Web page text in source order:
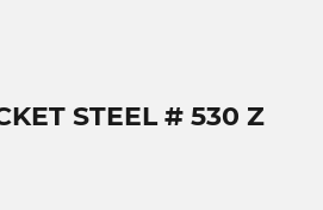
STEEL # 530 Z